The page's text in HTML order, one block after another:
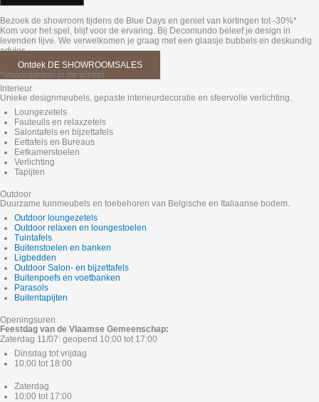
Bezoek de showroom tijdens de Blue Days en geniet van kortingen tot -30%*
Kom voor het spel, blijf voor de ervaring. Bij Decomundo beleef je design in
levenden lijve. We verwelkomen je graag met een glaasje bubbels en deskundig
advies.
Ontdek DE SHOWROOMSALES
*Voorwaarden in de winkel
Interieur
Unieke designmeubels, gepaste interieurdecoratie en sfeervolle verlichting.
Loungezetels
Fauteuils en relaxzetels
Salontafels en bijzettafels
Eettafels en Bureaus
Eetkamerstoelen
Verlichting
Tapijten
Outdoor
Duurzame tuinmeubels en toebehoren van Belgische en Italiaanse bodem.
Outdoor loungezetels
Outdoor relaxen en loungestoelen
Tuintafels
Buitenstoelen en banken
Ligbedden
Outdoor Salon- en bijzettafels
Buitenpoefs en voetbanken
Parasols
Buitentapijten
Openingsuren
Feestdag van de Vlaamse Gemeenschap:
Zaterdag 11/07: geopend 10:00 tot 17:00
Dinsdag tot vrijdag
10:00 tot 18:00
Zaterdag
10:00 tot 17:00